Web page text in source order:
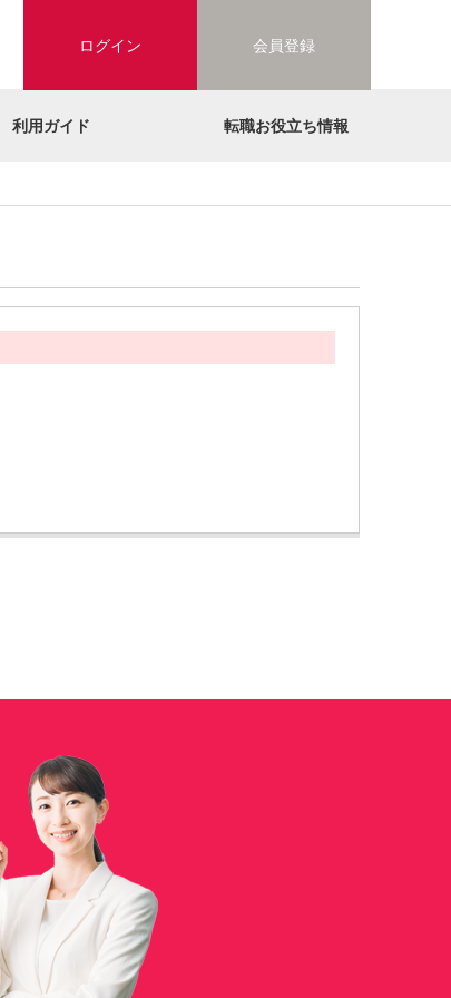
ログイン 会員登録
利用ガイド 転職お役立ち情報